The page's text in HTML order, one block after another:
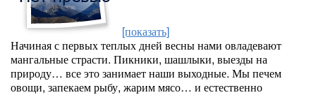
[показать]
Начиная с первых теплых дней весны нами овладевают
мангальные страсти. Пикники, шашлыки, выезды на
природу… все это занимает наши выходные. Мы печем
овощи, запекаем рыбу, жарим мясо… и естественно